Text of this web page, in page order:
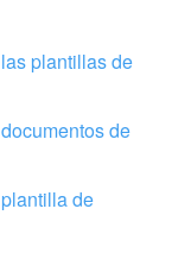
plantillas de
de
de